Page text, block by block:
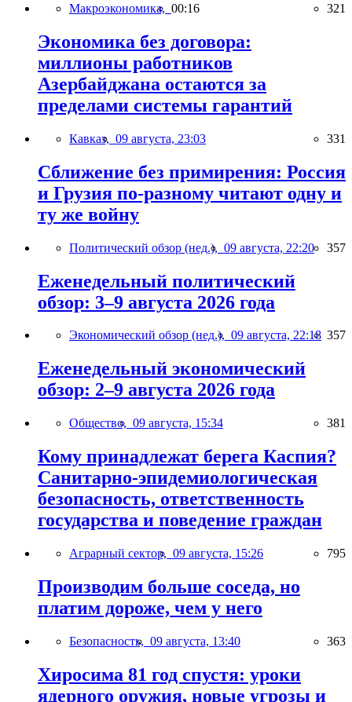
Макроэкономика, 00:16 321
Экономика без договора:
миллионы работников
Азербайджана остаются за
пределами системы гарантий
Кавказ, 09 августа, 23:03 331
Сближение без примирения: Россия
и Грузия по-разному читают одну и
ту же войну
Политический обзор (нед.), 09 августа, 22:20 357
Еженедельный политический
обзор: 3–9 августа 2026 года
Экономический обзор (нед.), 09 августа, 22:18 357
Еженедельный экономический
обзор: 2–9 августа 2026 года
Общество, 09 августа, 15:34 381
Кому принадлежат берега Каспия?
Санитарно-эпидемиологическая
безопасность, ответственность
государства и поведение граждан
Аграрный сектор, 09 августа, 15:26 795
Производим больше соседа, но
платим дороже, чем у него
Безопасность, 09 августа, 13:40 363
Хиросима 81 год спустя: уроки
ядерного оружия, новые угрозы и